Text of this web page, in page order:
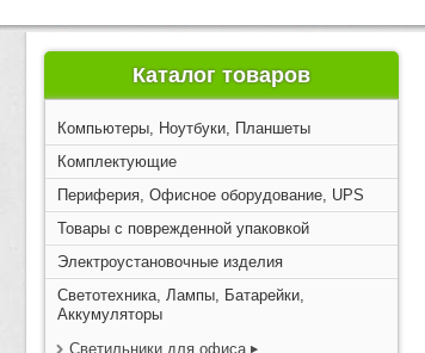
Каталог товаров
Компьютеры, Ноутбуки, Планшеты
Комплектующие
Периферия, Офисное оборудование, UPS
Товары с поврежденной упаковкой
Электроустановочные изделия
Светотехника, Лампы, Батарейки,
Аккумуляторы
Светильники для офиса